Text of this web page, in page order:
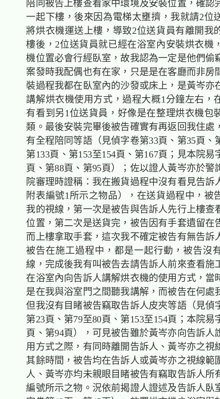
陪同被告上樓查看家中環境及安裝位置，確認
一起下樓，後來因為電梯太壅擠，我就請2位
將烘衣機運送上樓，導致2位送貨員有離開我
樓後，2位送貨員就已經在浴室內安裝烘衣機
機位置必會行經臥室，故我認為一定是他們偷
案發時我配偶也有在家，只是是在客廳而非房
裝過程我都在臥室內的沙發或床上 ， 是黃岑亦
講解烘衣機使用方式，過程大概1分鐘左右，
有看到另1位送貨員，好像是在整理烘衣機包
類。 最後安裝完畢後被告確實有再返回我住處
有全程陪同等語（見偵字卷第33頁、第35頁、
第133頁、第153至154頁、第167頁；見本院易
頁、第88頁、第95頁）；佐以證人黃岑亦於警
院審理時證稱：我在搬貨過程中沒有看見告訴
附表編號1所示之物品），在送貨過程中，被
我的視線，第一次是被告與告訴人先行上樓查
位置，第二次是送貨完，被告因有手套遺留在
而上樓拿取手套，這次我不確定被告有無告訴
被告在施工過程中，都是一起行動，被告沒
線，完成後我有叫被告去請告訴人前來查看施
在浴室內向告訴人講解烘衣機的使用方式，當
是在我與浴室門之間聽我講解，而被告在何處
但我沒有目睹被告竊取告訴人皮夾等語（見偵
第23頁、第79至80頁、第153至154頁；本院易
頁、第94頁），可見被告雖於黃岑亦向告訴人
用方式之際，有同時離開告訴人、黃岑亦之視
其餘時間，被告均在告訴人或黃岑亦之視線範
人、黃岑亦均未親眼目睹被告有竊取告訴人所
編號所示之物。況依前揭證人證述及告訴人臥